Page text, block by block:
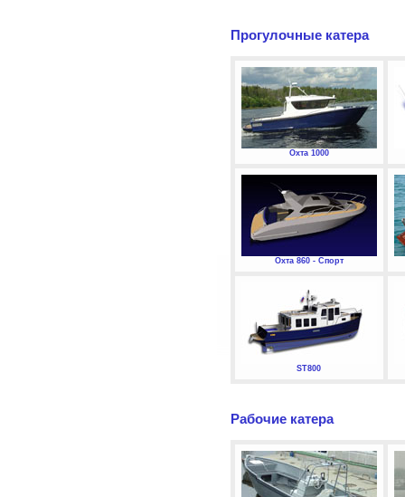
Прогулочные катера
Охта 1000
Охта 860 - Спорт
ST800
Рабочие катера